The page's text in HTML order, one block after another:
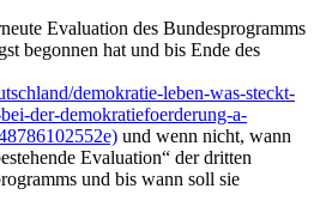
Evaluation des Bundesprogramms
begonnen hat und bis Ende des
demokratie-leben-was-steckt-
der-demokratiefoerderung-a-
und wenn nicht, wann
Evaluation“ der dritten
und bis wann soll sie